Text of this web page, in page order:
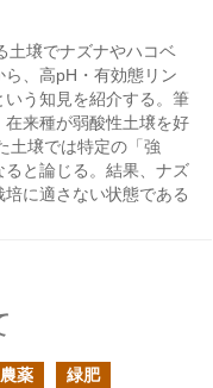
土壌でナズナやハコベ
、高pH・有効態リン
う知見を紹介する。筆
来種が弱酸性土壌を好
土壌では特定の「強
と論じる。結果、ナズ
に適さない状態である
農薬 緑肥